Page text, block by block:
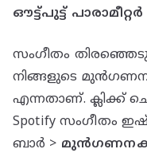
ഔട്ട്പുട്ട്
സംഗീതം
നിങ്ങളുടെ
എന്നതാണ്. ക്ലിക്ക്
Spotify സംഗീതം
ബാർ >